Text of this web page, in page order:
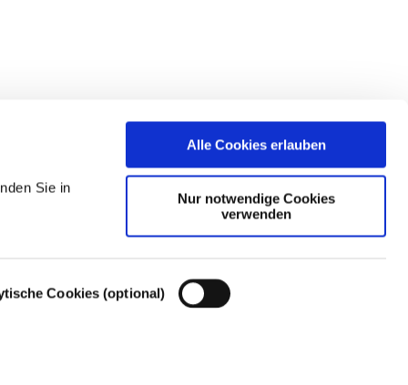
Sie in
Cookies (optional)
Alle Cookies erlauben
Nur notwendige Cookies
verwenden
Einstellungen – Cookie-Richtlinie